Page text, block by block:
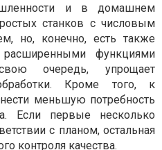
и в домашнем
станков с числовым
но, конечно, есть также
расширенными функциями
очередь, упрощает
Кроме того, к
меньшую потребность
Если первые несколько
с планом, остальная
контроля качества.